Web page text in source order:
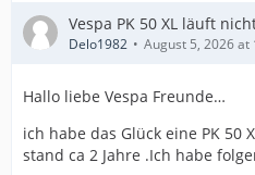
Vespa PK 50 XL läuft
Delo1982 August 5, 2026 at
Hallo liebe Vespa Freunde…
ich habe das Glück eine PK 50
stand ca 2 Jahre .Ich habe